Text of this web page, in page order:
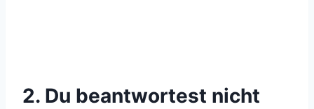
2. Du beantwortest nicht